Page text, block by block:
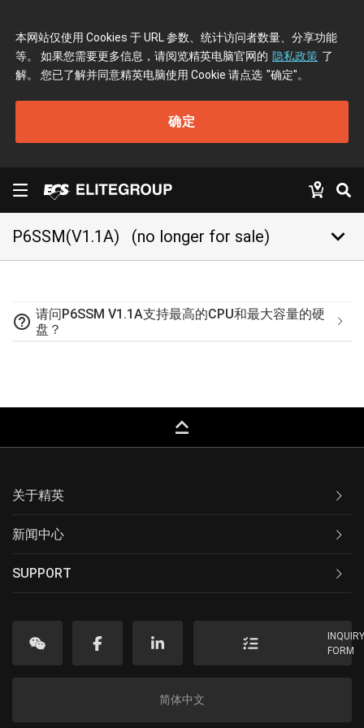
本网站仅使用 Cookies 于 URL 参数、统计访问者数量、分享功能
等。 如果您需要更多信息，请阅览精英电脑官网的 隐私政策 了
解。 您已了解并同意精英电脑使用 Cookie 请点选 "确定"。
确定
P6SSM(V1.1A) (no longer for sale) keyboard_arrow_down
help_outline 请问P6SSM V1.1A支持最高的CPU和最大容量的硬
盘？
keyboard_capslock
关于精英
新闻中心
SUPPORT
FORM
简体中文